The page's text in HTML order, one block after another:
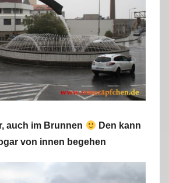
auch im Brunnen
Den kann
von innen begehen